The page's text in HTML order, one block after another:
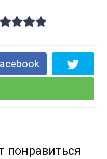
понравиться